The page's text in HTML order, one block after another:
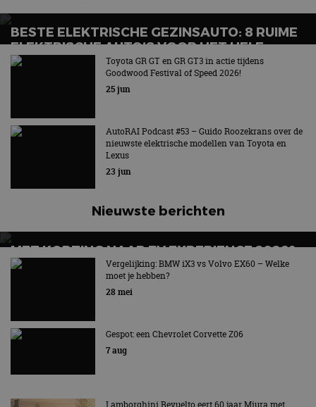
BESTE ELEKTRISCHE GEZINSAUTO: 8 RUIME
ELEKTRISCHE AUTO’S VOOR HET HELE
GEZIN
Wat is de beste elektrische gezinsauto voor grote
Toyota GR GT en GR GT3 in actie tijdens
Goodwood Festival of Speed 2026!
25 jun
AutoRAI Podcast #53 – Guido Roozekrans over de
nieuwste elektrische modellen van Toyota en
Lexus
23 jun
Nieuwste berichten
MET KORTING NAAR EV EXPERIENCE 2026?
AUTORAI REGELT HET!
EV Experience 2026 van 24 tot 26 september
Vergelijking: BMW iX3 vs Volvo EX60 – Welke
moet je hebben?
28 mei
Gespot: een Chevrolet Corvette Z06
7 aug
Lamborghini Revuelto eert 60 jaar Miura met